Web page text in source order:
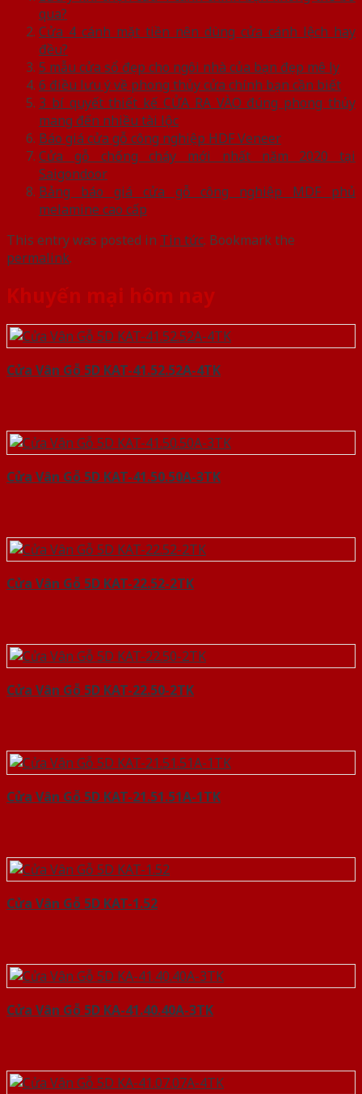
qua?
Cửa 4 cánh mặt tiền nên dùng cửa cánh lệch hay
đều?
5 mẫu cửa sổ đẹp cho ngôi nhà của bạn đẹp mê ly
6 điều lưu ý về phong thủy cửa chính bạn cần biết
3 bí quyết thiết kế CỬA RA VÀO đúng phong thủy
mang đến nhiều tài lộc
Báo giá cửa gỗ công nghiệp HDF Veneer
Cửa gỗ chống cháy mới nhất năm 2020 tại
Saigondoor
Bảng báo giá cửa gỗ công nghiệp MDF phủ
melamine cao cấp
This entry was posted in Tin tức. Bookmark the
permalink.
Khuyến mại hôm nay
Cửa Vân Gỗ 5D KAT-41.52.52A-4TK
Cửa Vân Gỗ 5D KAT-41.50.50A-3TK
Cửa Vân Gỗ 5D KAT-22.52-2TK
Cửa Vân Gỗ 5D KAT-22.50-2TK
Cửa Vân Gỗ 5D KAT-21.51.51A-1TK
Cửa Vân Gỗ 5D KAT-1.52
Cửa Vân Gỗ 5D KA-41.40.40A-3TK